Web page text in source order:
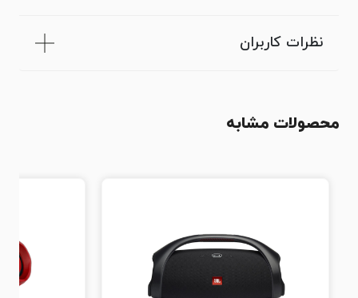
نظرات کاربران
محصولات مشابه